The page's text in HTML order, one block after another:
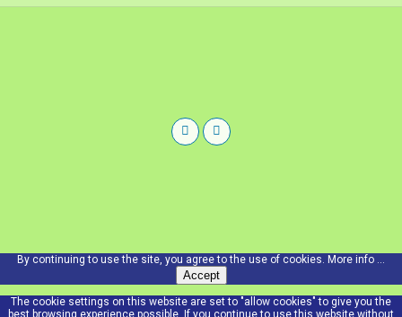
By continuing to use the site, you agree to the use of cookies. More info ...
Accept
The cookie settings on this website are set to "allow cookies" to give you the